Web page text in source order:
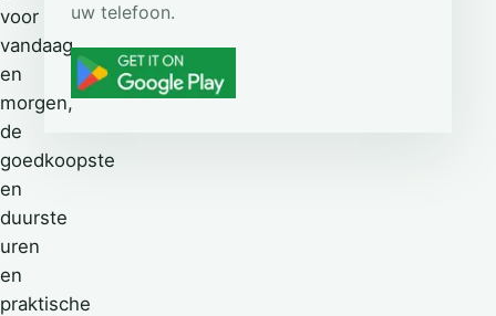
voor
vandaag
en
morgen,
de
goedkoopste
en
duurste
uren
en
praktische
uw telefoon.